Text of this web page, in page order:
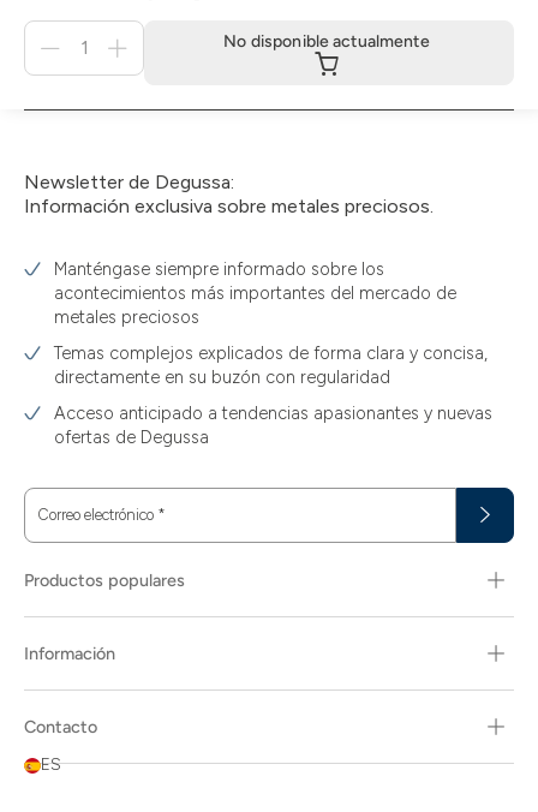
No
actualmente
No disponible actualmente
Newsletter de Degussa:
Información exclusiva sobre metales preciosos.
Manténgase siempre informado sobre los
acontecimientos más importantes del mercado de
metales preciosos
Temas complejos explicados de forma clara y concisa,
directamente en su buzón con regularidad
Acceso anticipado a tendencias apasionantes y nuevas
ofertas de Degussa
Correo electrónico *
Productos populares
Información
Contacto
ES